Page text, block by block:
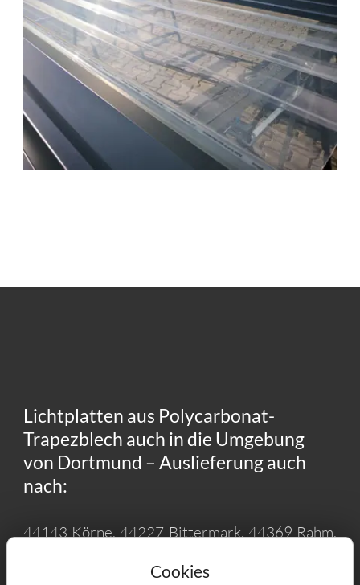
Lichtplatten aus Polycarbonat-
Trapezblech auch in die Umgebung
von Dortmund – Auslieferung auch
nach:
44143 Körne, 44227 Bittermark, 44369 Rahm,
Großholthausen, 44267 Benninghofen-Loh,
Cookies